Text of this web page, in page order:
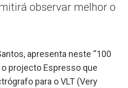
observar melhor o
apresenta neste “100
projecto Espresso que
para o VLT (Very